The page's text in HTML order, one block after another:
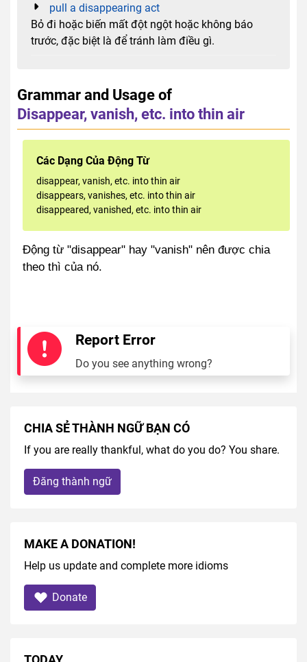
pull a disappearing act
Bỏ đi hoặc biến mất đột ngột hoặc không báo
trước, đặc biệt là để tránh làm điều gì.
Grammar and Usage of
Disappear, vanish, etc. into thin air
Các Dạng Của Động Từ
disappear, vanish, etc. into thin air
disappears, vanishes, etc. into thin air
disappeared, vanished, etc. into thin air
Động từ "disappear" hay "vanish" nên được chia
theo thì của nó.
Report Error
Do you see anything wrong?
CHIA SẺ THÀNH NGỮ BẠN CÓ
If you are really thankful, what do you do? You share.
Đăng thành ngữ
MAKE A DONATION!
Help us update and complete more idioms
Donate